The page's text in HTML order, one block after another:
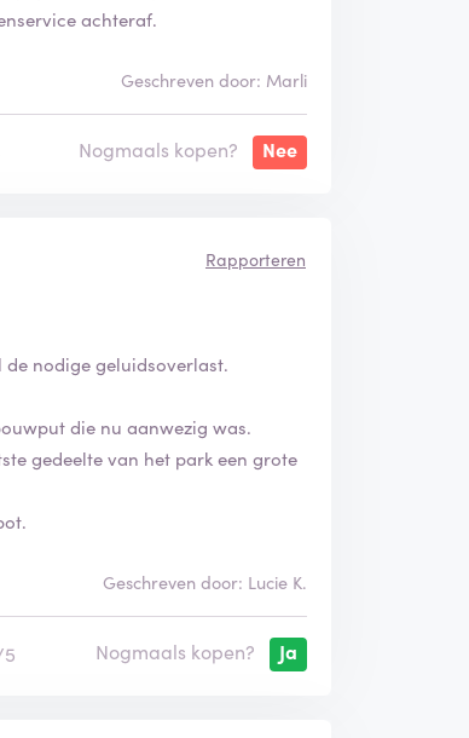
achteraf.
Geschreven door: Marli
Nogmaals kopen? Nee
Rapporteren
nodige geluidsoverlast.
die nu aanwezig was.
gedeelte van het park een grote
Geschreven door: Lucie K.
Nogmaals kopen? Ja